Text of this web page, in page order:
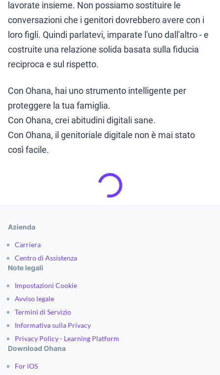
lavorate insieme. Non possiamo sostituire le
conversazioni che i genitori dovrebbero avere con i
loro figli. Quindi parlatevi, imparate l'uno dall'altro - e
costruite una relazione solida basata sulla fiducia
reciproca e sul rispetto.
Con Ohana, hai uno strumento intelligente per
proteggere la tua famiglia.
Con Ohana, crei abitudini digitali sane.
Con Ohana, il genitoriale digitale non è mai stato
così facile.
Azienda
Carriera
Centro di Assistenza
Note legali
Impostazioni Cookie
Avviso legale
Termini di Servizio
Informativa sulla Privacy
Privacy Policy - Learning Platform
Download Ohana
For iOS